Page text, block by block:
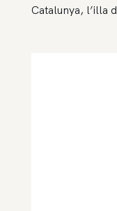
Catalunya, l’illa